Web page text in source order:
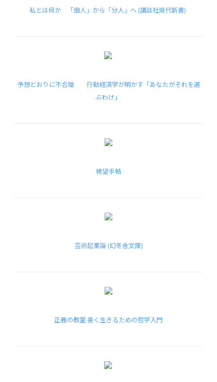
私とは何か 「個人」から「分人」へ (講談社現代新書)
予想どおりに不合理 行動経済学が明かす「あなたがそれを選
ぶわけ」
絶望手帖
芸術起業論 (幻冬舎文庫)
正義の教室 善く生きるための哲学入門